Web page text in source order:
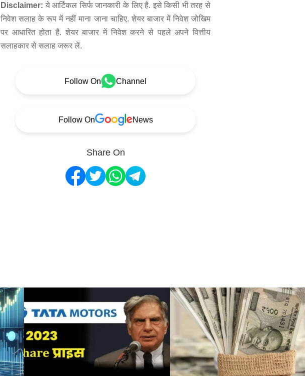
Disclaimer: ये आर्टिकल सिर्फ जानकारी के लिए है. इसे किसी भी तरह से
निवेश सलाह के रूप में नहीं माना जाना चाहिए. शेयर बाजार में निवेश जोखिम
पर आधारित होता है. शेयर बाजार में निवेश करने से पहले अपने वित्तीय
सलाहकार से सलाह जरूर लें.
Follow On Channel
Follow On News
Share On